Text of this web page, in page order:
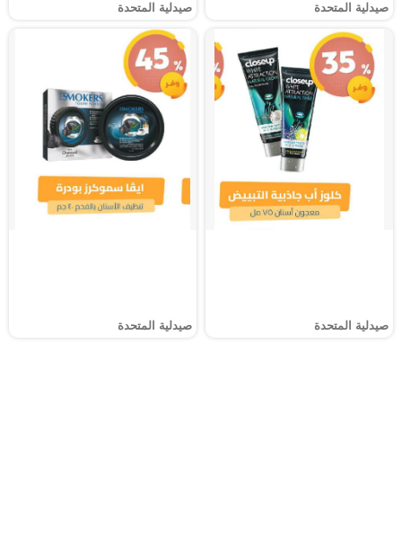
صيدلية المتحدة صيدلية المتحدة
صيدلية المتحدة صيدلية المتحدة